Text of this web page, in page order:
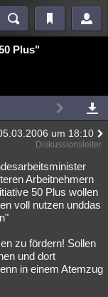
Kriminalfälle
Ufologie
Filme
Plus"
um 18:10
Diskussionsleiter
Arbeitnehmern
50 Plus wollen
voll nutzen unddas
zu fördern! Sollen
und dort
in einem Atemzug